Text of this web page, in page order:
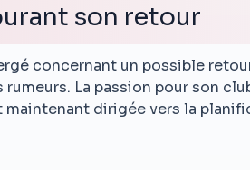
son retour
concernant un possible
La passion pour son
dirigée vers la